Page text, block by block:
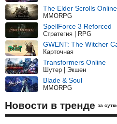
The Elder Scrolls Online
MMORPG
SpellForce 3 Reforced
Стратегия | RPG
GWENT: The Witcher
Карточная
Transformers Online
Шутер | Экшен
Blade & Soul
MMORPG
Новости в тренде за